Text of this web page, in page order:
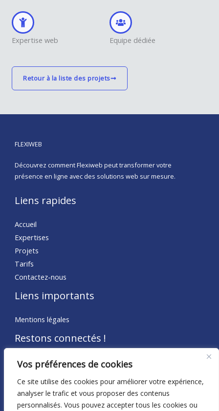
Vos préférences de cookies
Ce site utilise des cookies pour améliorer votre expérience,
analyser le trafic et vous proposer des contenus
personnalisés. Vous pouvez accepter tous les cookies ou
Expertise web Equipe dédiée
Retour à la liste des projets
FLEXIWEB
Découvrez comment Flexiweb peut transformer votre
présence en ligne avec des solutions web sur mesure.
Liens rapides
Accueil
Expertises
Projets
Tarifs
Contactez-nous
Liens importants
Mentions légales
Restons connectés !
Rejoignez notre communauté, développez votre réseau et
faites prospérer votre entreprise.